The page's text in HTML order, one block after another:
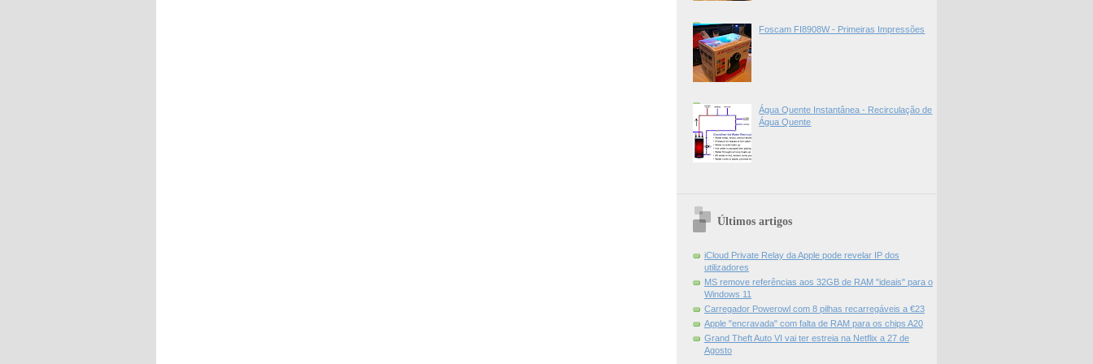
Foscam FI8908W - Primeiras Impressões
Água Quente Instantânea - Recirculação de
Água Quente
Últimos artigos
iCloud Private Relay da Apple pode revelar IP dos
utilizadores
MS remove referências aos 32GB de RAM "ideais" para o
Windows 11
Carregador Powerowl com 8 pilhas recarregáveis a €23
Apple "encravada" com falta de RAM para os chips A20
Grand Theft Auto VI vai ter estreia na Netflix a 27 de
Agosto